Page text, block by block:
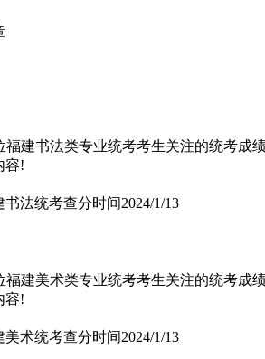
建书法类专业统考考生关注的统考
容!
书法统考查分时间2024/1/13
建美术类专业统考考生关注的统考
容!
美术统考查分时间2024/1/13